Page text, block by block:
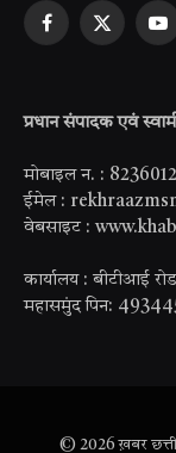
Facebook
X
प्रधान संपादक एवं
मोबाइल न. :
ईमेल :
वेबसाइट :
कार्यालय : बीटीआई
महासमुंद पिन:
© 2026 ख़बर